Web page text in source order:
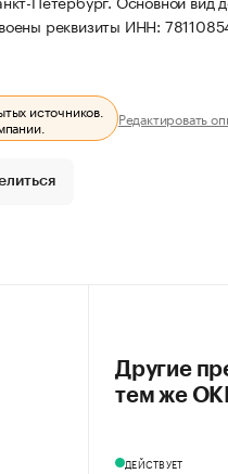
реквизиты ИНН:
источников.
Редактировать
Другие
тем же
ДЕЙСТВУЕТ